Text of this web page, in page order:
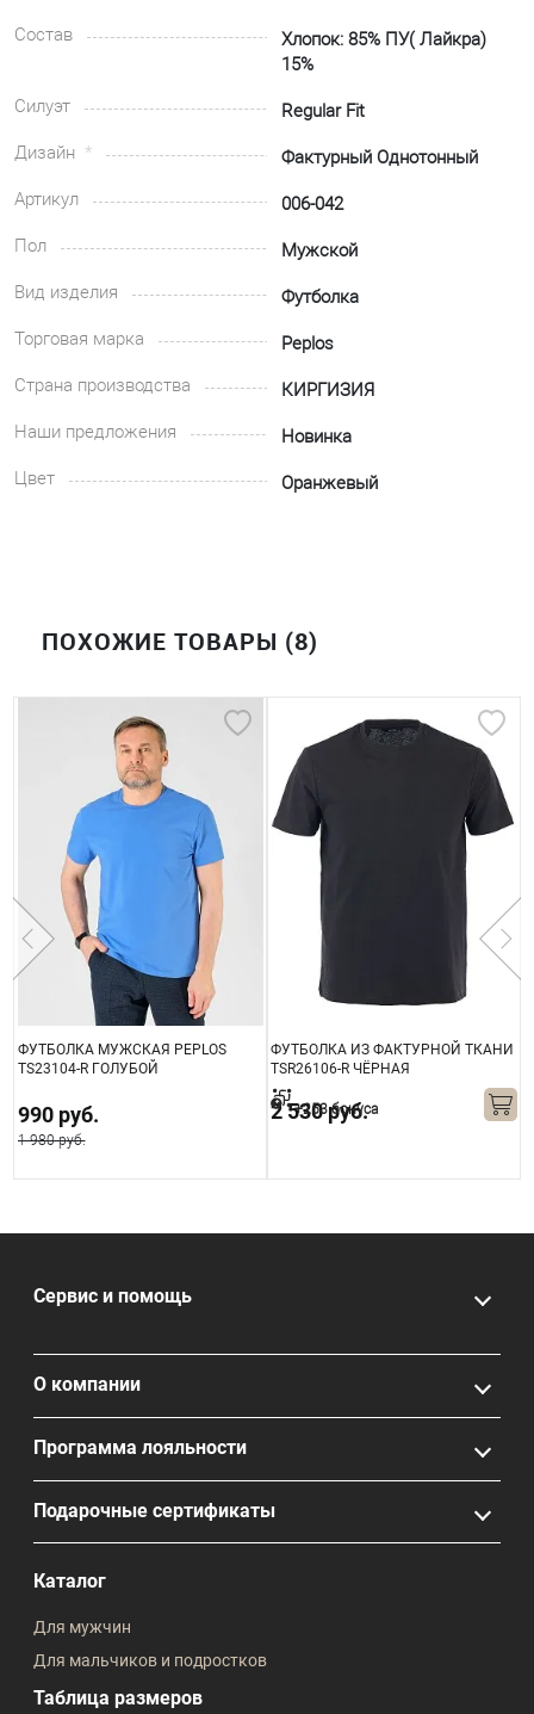
Состав
Хлопок: 85% ПУ( Лайкра)
15%
Силуэт
Regular Fit
Дизайн
Фактурный Однотонный
Артикул
006-042
Пол
Мужской
Вид изделия
Футболка
Торговая марка
Peplos
Страна производства
КИРГИЗИЯ
Наши предложения
Новинка
Цвет
Оранжевый
ПОХОЖИЕ ТОВАРЫ (8)
ФУТБОЛКА МУЖСКАЯ PEPLOS
TS23104-R ГОЛУБОЙ
990 руб.
1 980 руб.
ФУТБОЛКА ИЗ ФАКТУРНОЙ ТКАНИ
TSR26106-R ЧЁРНАЯ
2 530 руб.
+253 бонуса
Сервис и помощь
О компании
Программа лояльности
Подарочные сертификаты
Каталог
Для мужчин
Для мальчиков и подростков
Таблица размеров